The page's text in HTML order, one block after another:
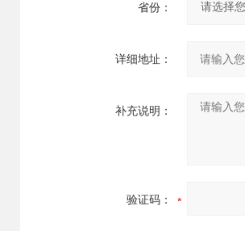
省份：
详细地址：
补充说明：
验证码：